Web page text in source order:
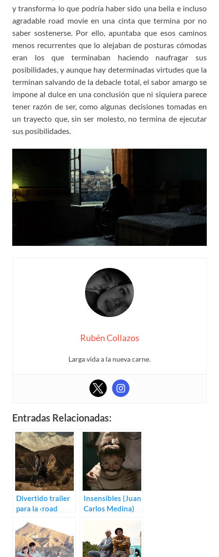
y transforma lo que podría haber sido una bella e incluso
agradable road movie en una cinta que termina por no
saber sostenerse. Por ello, apuntaba que esos caminos
menos recurrentes que lo alejaban de posturas cómodas
eran los que terminaban haciendo naufragar sus
posibilidades, y aunque hay determinadas virtudes que la
terminan salvando de la debacle total, el sabor amargo se
impone al dulce en una conclusión que ni siquiera parece
tener razón de ser, como algunas decisiones tomadas en
un trayecto que, sin ser molesto, no termina de ejecutar
sus posibilidades.
Rubén Collazos
Larga vida a la nueva carne.
Entradas Relacionadas:
Divertido trailer
para la ‹road
en la India
Insensibles (Juan
Carlos Medina)